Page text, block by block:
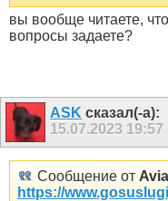
вы вообще читаете,
вопросы задаете?
ASK сказал(-а):
15.07.2023 19:57
Сообщение от
https://